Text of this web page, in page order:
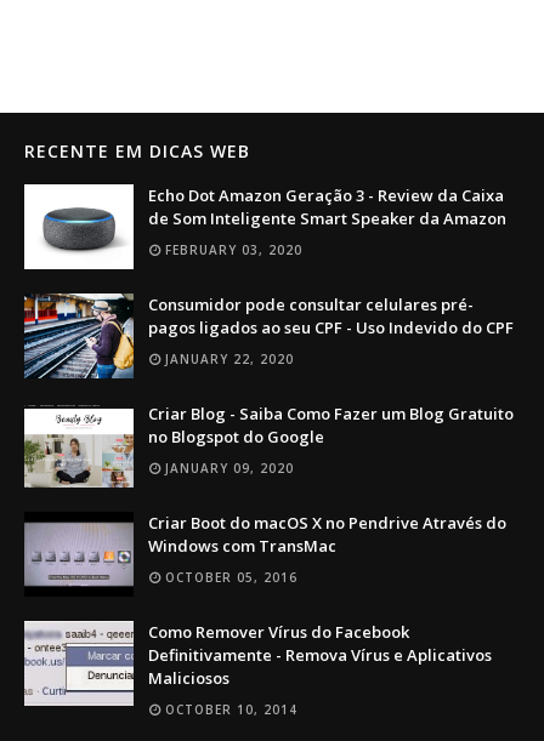
RECENTE EM DICAS WEB
Echo Dot Amazon Geração 3 - Review da Caixa
de Som Inteligente Smart Speaker da Amazon
FEBRUARY 03, 2020
Consumidor pode consultar celulares pré-
pagos ligados ao seu CPF - Uso Indevido do CPF
JANUARY 22, 2020
Criar Blog - Saiba Como Fazer um Blog Gratuito
no Blogspot do Google
JANUARY 09, 2020
Criar Boot do macOS X no Pendrive Através do
Windows com TransMac
OCTOBER 05, 2016
Como Remover Vírus do Facebook
Definitivamente - Remova Vírus e Aplicativos
Maliciosos
OCTOBER 10, 2014